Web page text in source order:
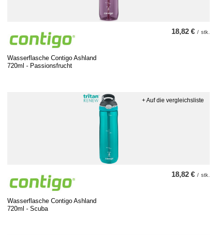
Wasserflasche Contigo Ashland
720ml - Passionsfrucht
18,82 € / stk.
Wasserflasche Contigo Ashland
720ml - Scuba
18,82 € / stk.
+ Auf die vergleichsliste